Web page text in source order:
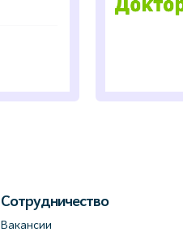
Сотрудничество
Вакансии